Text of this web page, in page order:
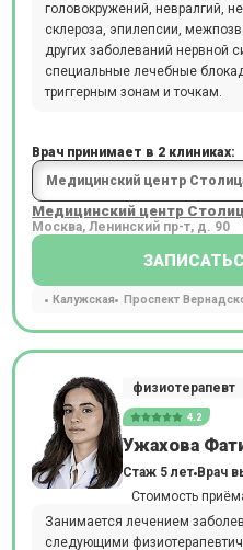
головокружений, невралгий,
склероза, эпилепсии,
других заболеваний нервной
специальные лечебные
триггерным зонам и точкам.
Врач принимает в 2 клиниках:
Медицинский центр
Москва, Ленинский пр-т, д. 90
Калужская Проспект
физиотерапевт
4.2
Ужахова
Стаж 5 лет Врач
Стоимость
Занимается лечением
следующими